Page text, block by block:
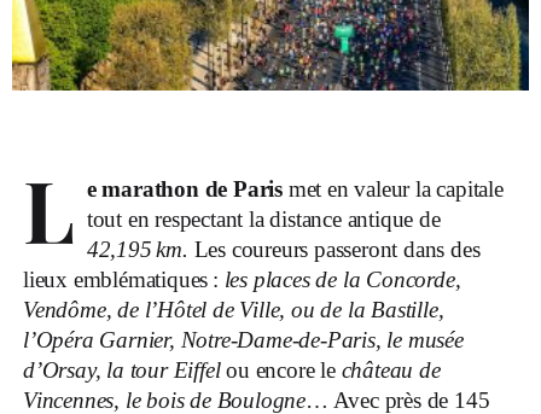
L e marathon de Paris met en valeur la capitale
tout en respectant la distance antique de
42,195 km. Les coureurs passeront dans des
lieux emblématiques : les places de la Concorde,
Vendôme, de l’Hôtel de Ville, ou de la Bastille,
l’Opéra Garnier, Notre-Dame-de-Paris, le musée
d’Orsay, la tour Eiffelou encore le château de
Vincennes, le bois de Boulogne… Avec près de 145